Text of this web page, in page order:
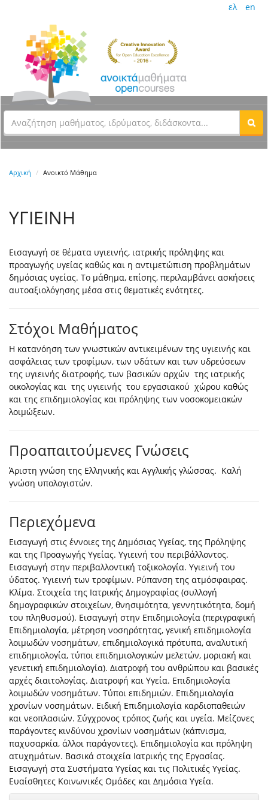
ελ en
Αρχική Ανοικτό Μάθημα
ΥΓΙΕΙΝΗ
Εισαγωγή σε θέματα υγιεινής, ιατρικής πρόληψης και
προαγωγής υγείας καθώς και η αντιμετώπιση προβλημάτων
δημόσιας υγείας. Tο μάθημα, επίσης, περιλαμβάνει ασκήσεις
αυτοαξιολόγησης μέσα στις θεματικές ενότητες.
Στόχοι Μαθήματος
Η κατανόηση των γνωστικών αντικειμένων της υγιεινής και
ασφάλειας των τροφίμων, των υδάτων και των υδρεύσεων
της υγιεινής διατροφής, των βασικών αρχών της ιατρικής
οικολογίας και της υγιεινής του εργασιακού χώρου καθώς
και της επιδημιολογίας και πρόληψης των νοσοκομειακών
λοιμώξεων.
Προαπαιτούμενες Γνώσεις
Άριστη γνώση της Ελληνικής και Αγγλικής γλώσσας. Καλή
γνώση υπολογιστών.
Περιεχόμενα
Εισαγωγή στις έννοιες της Δημόσιας Υγείας, της Πρόληψης
και της Προαγωγής Υγείας. Υγιεινή του περιβάλλοντος.
Εισαγωγή στην περιβαλλοντική τοξικολογία. Υγιεινή του
ύδατος. Υγιεινή των τροφίμων. Ρύπανση της ατμόσφαιρας.
Κλίμα. Στοιχεία της Ιατρικής Δημογραφίας (συλλογή
δημογραφικών στοιχείων, θνησιμότητα, γεννητικότητα, δομή
του πληθυσμού). Εισαγωγή στην Επιδημιολογία (περιγραφική
Επιδημιολογία, μέτρηση νοσηρότητας, γενική επιδημιολογία
λοιμωδών νοσημάτων, επιδημιολογικά πρότυπα, αναλυτική
επιδημιολογία, τύποι επιδημιολογικών μελετών, μοριακή και
γενετική επιδημιολογία). Διατροφή του ανθρώπου και βασικές
αρχές διαιτολογίας. Διατροφή και Υγεία. Επιδημιολογία
λοιμωδών νοσημάτων. Τύποι επιδημιών. Επιδημιολογία
χρονίων νοσημάτων. Ειδική Επιδημιολογία καρδιοπαθειών
και νεοπλασιών. Σύγχρονος τρόπος ζωής και υγεία. Μείζονες
παράγοντες κινδύνου χρονίων νοσημάτων (κάπνισμα,
παχυσαρκία, άλλοι παράγοντες). Επιδημιολογία και πρόληψη
ατυχημάτων. Βασικά στοιχεία Ιατρικής της Εργασίας.
Εισαγωγή στα Συστήματα Υγείας και τις Πολιτικές Υγείας.
Ευαίσθητες Κοινωνικές Ομάδες και Δημόσια Υγεία.